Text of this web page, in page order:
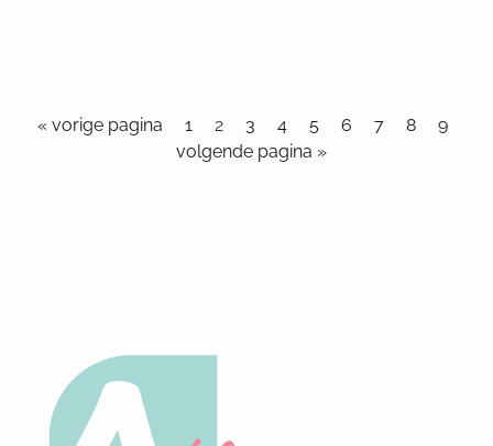
« vorige pagina 1 2 3 4 5 6 7 8
9
volgende pagina »